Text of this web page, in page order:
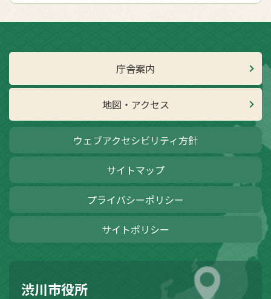
庁舎案内
地図・アクセス
ウェブアクセシビリティ方針
サイトマップ
プライバシーポリシー
サイトポリシー
渋川市役所